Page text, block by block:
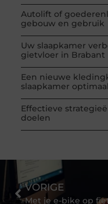
Autolift of
gebouw en gebruik
Uw slaapkamer
gietvloer in Brabant
Een nieuwe
slaapkamer
Effectieve
doelen
VORIGE